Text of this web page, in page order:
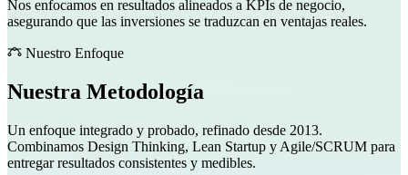
Nos enfocamos en resultados alineados a KPIs de negocio,
asegurando que las inversiones se traduzcan en ventajas reales.
Nuestro Enfoque
Nuestra Metodología
Un enfoque integrado y probado, refinado desde 2013.
Combinamos Design Thinking, Lean Startup y Agile/SCRUM para
entregar resultados consistentes y medibles.